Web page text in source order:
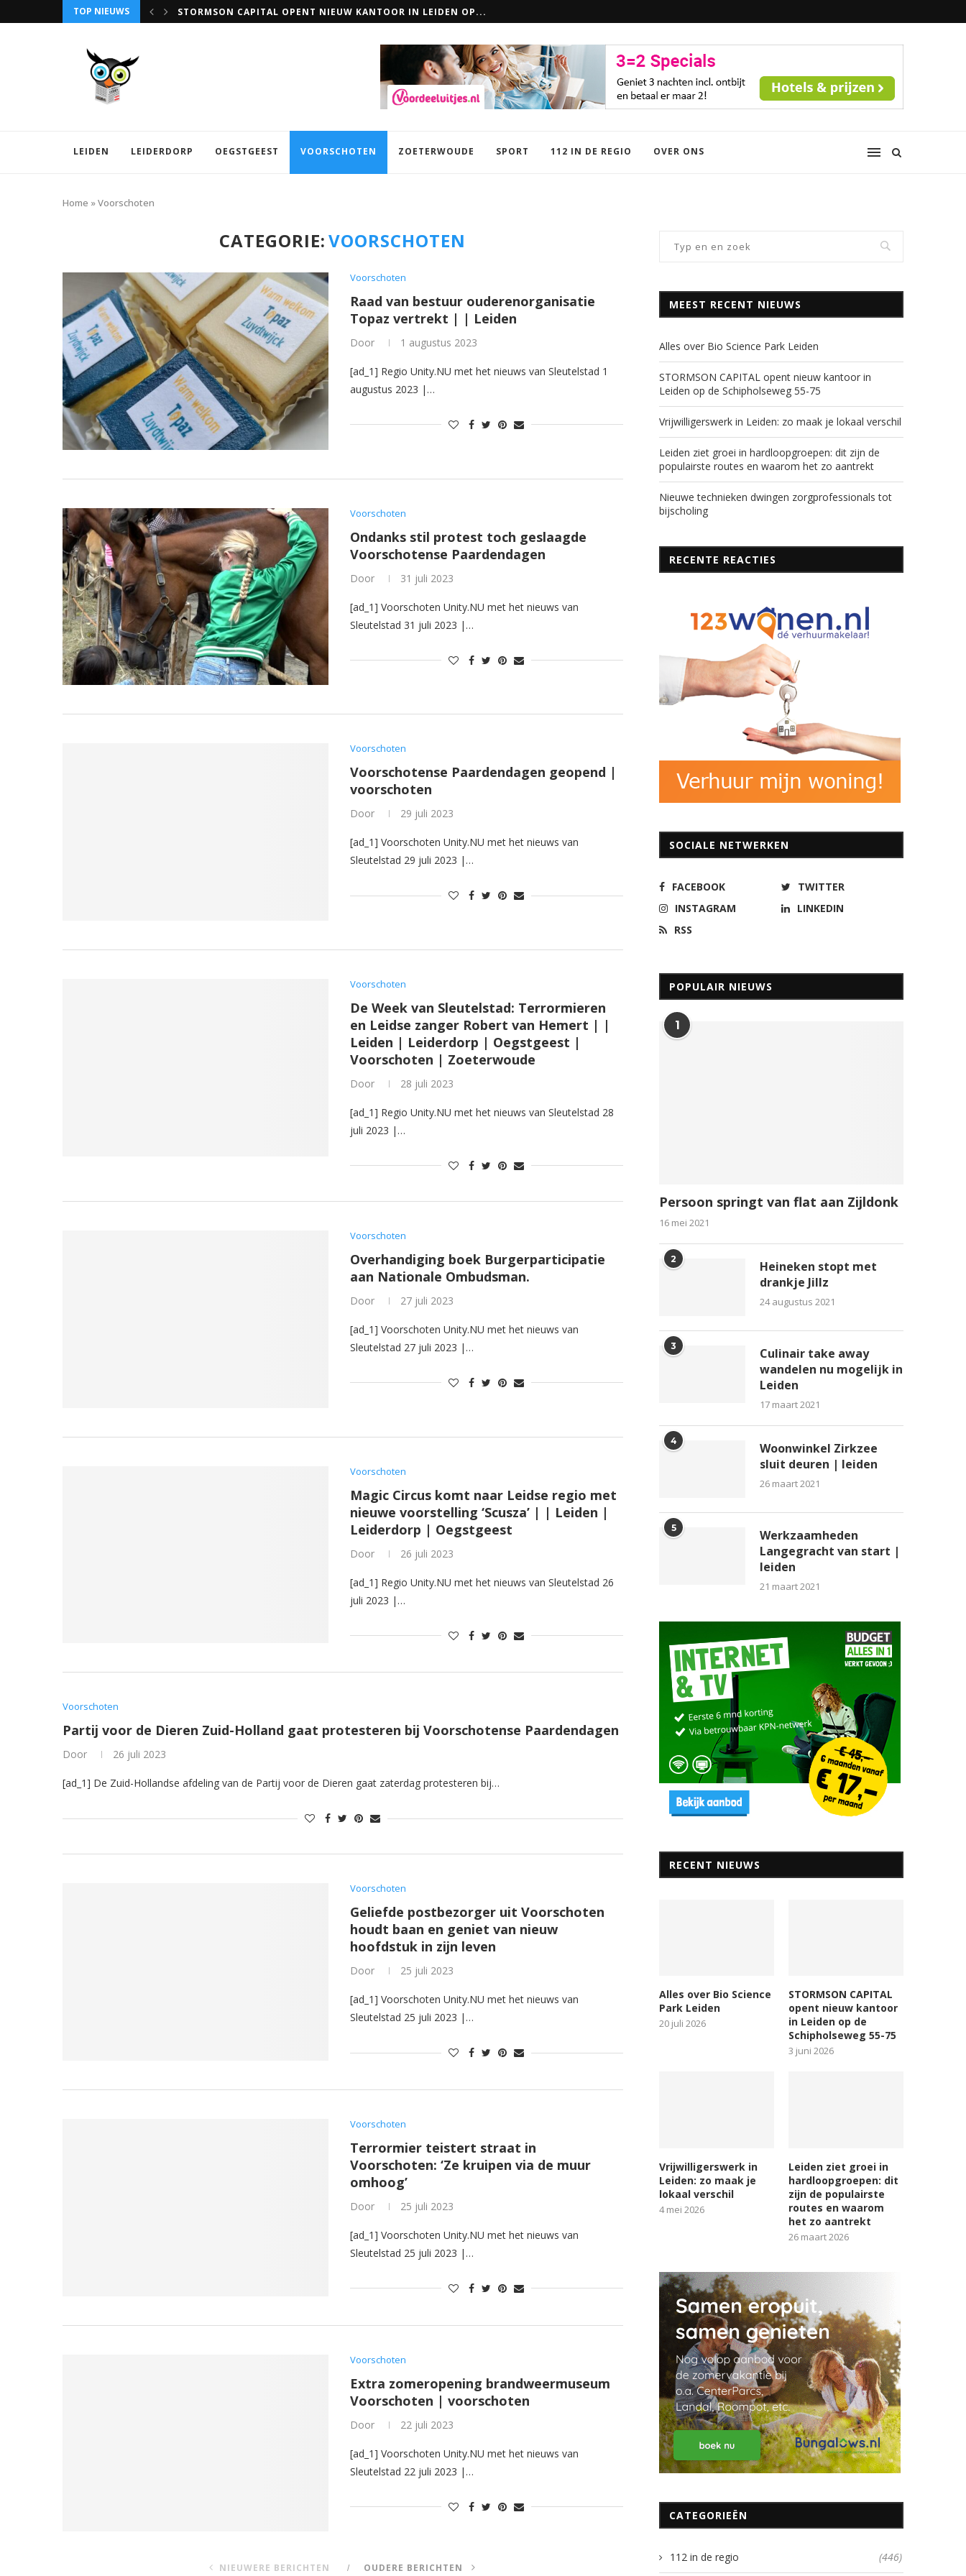
TOP NIEUWS VRIJWILLIGERSWERK IN LEIDEN: ZO MAAK JE LOKAAL VERSCHIL
LEIDEN LEIDERDORP OEGSTGEEST VOORSCHOTEN ZOETERWOUDE SPORT 112 IN DE REGIO OVER ONS
Home »Voorschoten
CATEGORIE:VOORSCHOTEN
Voorschoten
Raad van bestuur ouderenorganisatie
Topaz vertrekt | | Leiden
Door 1 augustus 2023
[ad_1] Regio Unity.NU met het nieuws van Sleutelstad 1
augustus 2023 |…
Voorschoten
Ondanks stil protest toch geslaagde
Voorschotense Paardendagen
Door 31 juli 2023
[ad_1] Voorschoten Unity.NU met het nieuws van
Sleutelstad 31 juli 2023 |…
Voorschoten
Voorschotense Paardendagen geopend |
voorschoten
Door 29 juli 2023
[ad_1] Voorschoten Unity.NU met het nieuws van
Sleutelstad 29 juli 2023 |…
Voorschoten
De Week van Sleutelstad: Terrormieren
en Leidse zanger Robert van Hemert | |
Leiden | Leiderdorp | Oegstgeest |
Voorschoten | Zoeterwoude
Door 28 juli 2023
[ad_1] Regio Unity.NU met het nieuws van Sleutelstad 28
juli 2023 |…
Voorschoten
Overhandiging boek Burgerparticipatie
aan Nationale Ombudsman.
Door 27 juli 2023
[ad_1] Voorschoten Unity.NU met het nieuws van
Sleutelstad 27 juli 2023 |…
Voorschoten
Magic Circus komt naar Leidse regio met
nieuwe voorstelling ‘Scusza’ | | Leiden |
Leiderdorp | Oegstgeest
Door 26 juli 2023
[ad_1] Regio Unity.NU met het nieuws van Sleutelstad 26
juli 2023 |…
Voorschoten
Partij voor de Dieren Zuid-Holland gaat protesteren bij Voorschotense Paardendagen
Door 26 juli 2023
[ad_1] De Zuid-Hollandse afdeling van de Partij voor de Dieren gaat zaterdag protesteren bij…
Voorschoten
Geliefde postbezorger uit Voorschoten
houdt baan en geniet van nieuw
hoofdstuk in zijn leven
Door 25 juli 2023
[ad_1] Voorschoten Unity.NU met het nieuws van
Sleutelstad 25 juli 2023 |…
Voorschoten
Terrormier teistert straat in
Voorschoten: ‘Ze kruipen via de muur
omhoog’
Door 25 juli 2023
[ad_1] Voorschoten Unity.NU met het nieuws van
Sleutelstad 25 juli 2023 |…
Voorschoten
Extra zomeropening brandweermuseum
Voorschoten | voorschoten
Door 22 juli 2023
[ad_1] Voorschoten Unity.NU met het nieuws van
Sleutelstad 22 juli 2023 |…
NIEUWERE BERICHTEN OUDERE BERICHTEN
MEEST RECENT NIEUWS
Alles over Bio Science Park Leiden
STORMSON CAPITAL opent nieuw kantoor in
Leiden op de Schipholseweg 55-75
Vrijwilligerswerk in Leiden: zo maak je lokaal verschil
Leiden ziet groei in hardloopgroepen: dit zijn de
populairste routes en waarom het zo aantrekt
Nieuwe technieken dwingen zorgprofessionals tot
bijscholing
RECENTE REACTIES
SOCIALE NETWERKEN
FACEBOOK
TWITTER
INSTAGRAM
LINKEDIN
RSS
POPULAIR NIEUWS
1
Persoon springt van flat aan Zijldonk
16 mei 2021
2
Heineken stopt met
drankje Jillz
24 augustus 2021
3
Culinair take away
wandelen nu mogelijk in
Leiden
17 maart 2021
4
Woonwinkel Zirkzee
sluit deuren | leiden
26 maart 2021
5
Werkzaamheden
Langegracht van start |
leiden
21 maart 2021
RECENT NIEUWS
Alles over Bio Science
Park Leiden
20 juli 2026
STORMSON CAPITAL
opent nieuw kantoor
in Leiden op de
Schipholseweg 55-75
3 juni 2026
Vrijwilligerswerk in
Leiden: zo maak je
lokaal verschil
4 mei 2026
Leiden ziet groei in
hardloopgroepen: dit
zijn de populairste
routes en waarom
het zo aantrekt
26 maart 2026
CATEGORIEËN
112 in de regio (446)